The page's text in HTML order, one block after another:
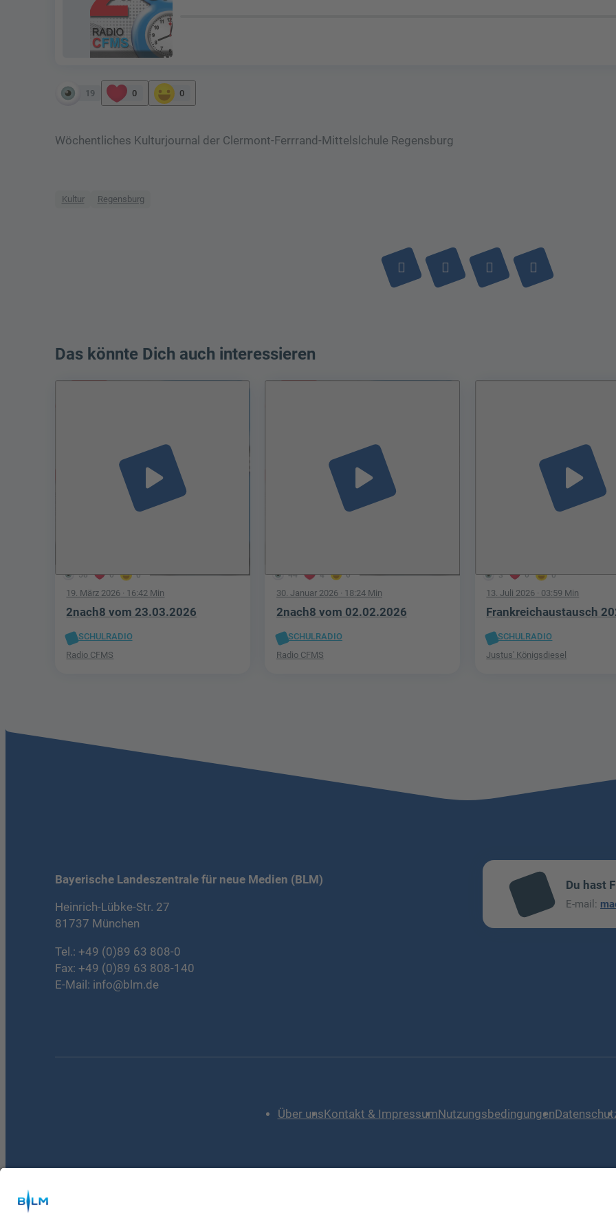
19 0 0
Wöchentliches Kulturjournal der Clermont-Ferrrand-Mittelslchule Regensburg
Kultur Regensburg
Das könnte Dich auch interessieren
58 0 0
play_arrow
19. März 2026 · 16:42 Min
2nach8 vom 23.03.2026
SCHULRADIO
Radio CFMS
44 4 0
play_arrow
30. Januar 2026· 18:24 Min
2nach8 vom 02.02.2026
SCHULRADIO
Radio CFMS
3 0 0
play_arrow
13. Juli 2026 · 03:59 Min
Frankreichaustausch
SCHULRADIO
Justus' Königsdiesel
Bayerische Landeszentrale für neue Medien (BLM)
Heinrich-Lübke-Str. 27
81737 München
Tel.: +49 (0)89 63 808-0
Fax: +49 (0)89 63 808-140
E-Mail: info@blm.de
mai
l
Du hast
E-mail:
Über unsKontakt & ImpressumNutzungsbedingungen